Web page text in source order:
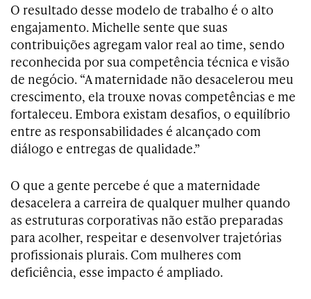
​O resultado desse modelo de trabalho é o alto
engajamento. Michelle sente que suas
contribuições agregam valor real ao time, sendo
reconhecida por sua competência técnica e visão
de negócio. “A maternidade não desacelerou meu
crescimento, ela trouxe novas competências e me
fortaleceu. Embora existam desafios, o equilíbrio
entre as responsabilidades é alcançado com
diálogo e entregas de qualidade.”
O que a gente percebe é que a maternidade
desacelera a carreira de qualquer mulher quando
as estruturas corporativas não estão preparadas
para acolher, respeitar e desenvolver trajetórias
profissionais plurais. Com mulheres com
deficiência, esse impacto é ampliado.